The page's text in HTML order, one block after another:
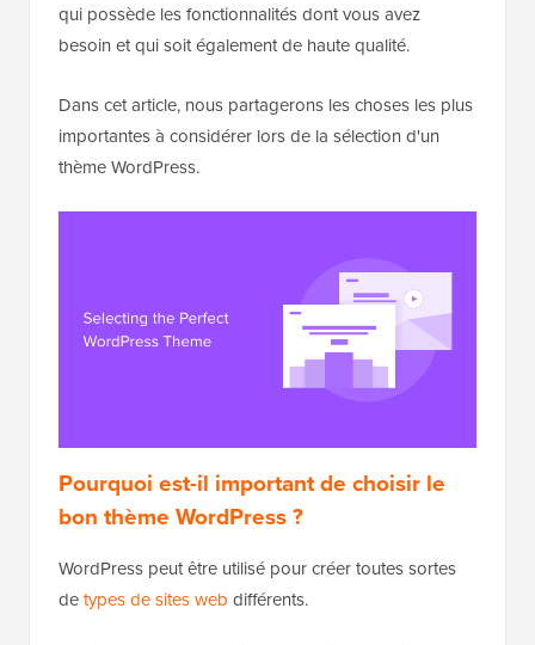
qui possède les fonctionnalités dont vous avez
besoin et qui soit également de haute qualité.
Dans cet article, nous partagerons les choses les plus
importantes à considérer lors de la sélection d'un
thème WordPress.
Pourquoi est-il important de choisir le
bon thème WordPress ?
WordPress peut être utilisé pour créer toutes sortes
detypes de sites web différents.